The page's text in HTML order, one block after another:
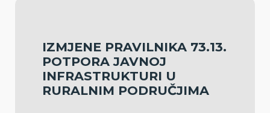
IZMJENE PRAVILNIKA 73.13.
POTPORA JAVNOJ
INFRASTRUKTURI U
RURALNIM PODRUČJIMA